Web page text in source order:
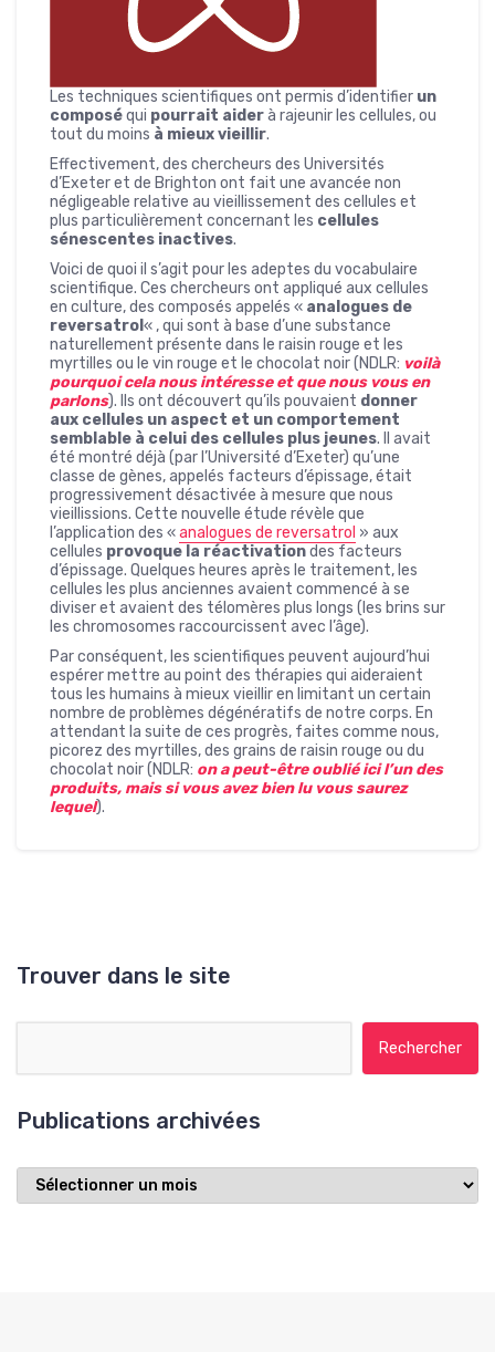
Les techniques scientifiques ont permis d’identifier un
composéqui pourrait aiderà rajeunir les cellules, ou
tout du moins à mieux vieillir.
Effectivement, des chercheurs des Universités
d’Exeter et de Brighton ont fait une avancée non
négligeable relative au vieillissement des cellules et
plus particulièrement concernant les cellules
sénescentes inactives.
Voici de quoi il s’agit pour les adeptes du vocabulaire
scientifique. Ces chercheurs ont appliqué aux cellules
en culture, des composés appelés « analogues de
reversatrol « , qui sont à base d’une substance
naturellement présente dans le raisin rouge et les
myrtilles ou le vin rouge et le chocolat noir (NDLR: voilà
pourquoi cela nous intéresse et que nous vous en
parlons). Ils ont découvert qu’ils pouvaient donner
aux cellules un aspect et un comportement
semblable à celui des cellules plus jeunes. Il avait
été montré déjà (par l’Université d’Exeter) qu’une
classe de gènes, appelés facteurs d’épissage, était
progressivement désactivée à mesure que nous
vieillissions. Cette nouvelle étude révèle que
l’application des «analogues de reversatrol » aux
cellules provoque la réactivationdes facteurs
d’épissage. Quelques heures après le traitement, les
cellules les plus anciennes avaient commencé à se
diviser et avaient des télomères plus longs (les brins sur
les chromosomes raccourcissent avec l’âge).
Par conséquent, les scientifiques peuvent aujourd’hui
espérer mettre au point des thérapies qui aideraient
tous les humains à mieux vieillir en limitant un certain
nombre de problèmes dégénératifs de notre corps. En
attendant la suite de ces progrès, faites comme nous,
picorez des myrtilles, des grains de raisin rouge ou du
chocolat noir (NDLR: on a peut-être oublié ici l’un des
produits, mais si vous avez bien lu vous saurez
lequel).
Trouver dans le site
Publications archivées
Publications
archivées